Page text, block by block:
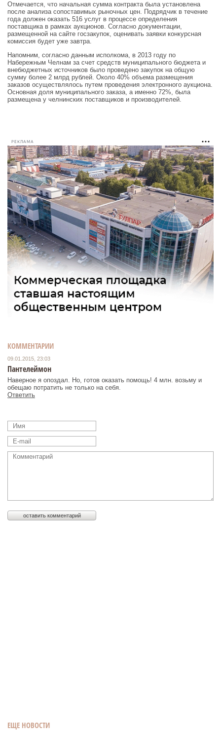
ЕЩЕ НОВОСТИ
Отмечается, что начальная сумма контракта была установлена
после анализа сопоставимых рыночных цен. Подрядчик в течение
года должен оказать 516 услуг в процессе определения
поставщика в рамках аукционов. Согласно документации,
размещенной на сайте госзакупок, оценивать заявки конкурсная
комиссия будет уже завтра.
Напомним, согласно данным исполкома, в 2013 году по
Набережным Челнам за счет средств муниципального бюджета и
внебюджетных источников было проведено закупок на общую
сумму более 2 млрд рублей. Около 40% объема размещения
заказов осуществлялось путем проведения электронного аукциона.
Основная доля муниципального заказа, а именно 72%, была
размещена у челнинских поставщиков и производителей.
РЕКЛАМА
КОММЕНТАРИИ
09.01.2015, 23:03
Пантелеймон
Наверное я опоздал. Но, готов оказать помощь! 4 млн. возьму и
обещаю потратить не только на себя.
Ответить